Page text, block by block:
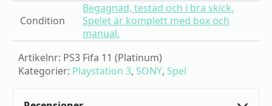
Condition
Begagnad, testad och i bra skick.
Spelet är komplett med box och
manual.
Artikelnr: PS3 Fifa 11 (Platinum)
Kategorier: Playstation 3, SONY, Spel